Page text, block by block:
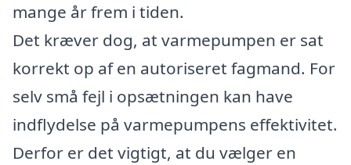
mange år frem i tiden.
Det kræver dog, at varmepumpen er sat
korrekt op af en autoriseret fagmand. For
selv små fejl i opsætningen kan have
indflydelse på varmepumpens effektivitet.
Derfor er det vigtigt, at du vælger en